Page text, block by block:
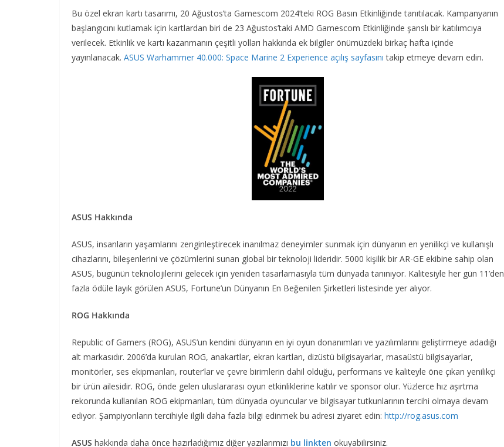
Bu özel ekran kartı tasarımı, 20 Ağustos’ta Gamescom 2024’teki ROG Basın Etkinliğinde tanıtılacak. Kampanyanın
başlangıcını kutlamak için kartlardan biri de 23 Ağustos’taki AMD Gamescom Etkinliğinde şanslı bir katılımcıya
verilecek. Etkinlik ve kartı kazanmanın çeşitli yolları hakkında ek bilgiler önümüzdeki birkaç hafta içinde
yayınlanacak. ASUS Warhammer 40.000: Space Marine 2 Experience açılış sayfasını takip etmeye devam edin.
ASUS Hakkında
ASUS, insanların yaşamlarını zenginleştirecek inanılmaz deneyimler sunmak için dünyanın en yenilikçi ve kullanışlı
cihazlarını, bileşenlerini ve çözümlerini sunan global bir teknoloji lideridir. 5000 kişilik bir AR-GE ekibine sahip olan
ASUS, bugünün teknolojilerini gelecek için yeniden tasarlamasıyla tüm dünyada tanınıyor. Kalitesiyle her gün 11’den
fazla ödüle layık görülen ASUS, Fortune’un Dünyanın En Beğenilen Şirketleri listesinde yer alıyor.
ROG Hakkında
Republic of Gamers (ROG), ASUS’un kendini dünyanın en iyi oyun donanımları ve yazılımlarını geliştirmeye adadığı
alt markasıdır. 2006’da kurulan ROG, anakartlar, ekran kartları, dizüstü bilgisayarlar, masaüstü bilgisayarlar,
monitörler, ses ekipmanları, router’lar ve çevre birimlerin dahil olduğu, performans ve kaliteyle öne çıkan yenilikçi
bir ürün ailesidir. ROG, önde gelen uluslararası oyun etkinliklerine katılır ve sponsor olur. Yüzlerce hız aşırtma
rekorunda kullanılan ROG ekipmanları, tüm dünyada oyuncular ve bilgisayar tutkunlarının tercihi olmaya devam
ediyor. Şampiyonların tercihiyle ilgili daha fazla bilgi edinmek bu adresi ziyaret edin: http://rog.asus.com
ASUS hakkında daha önce hazırladığımız diğer yazılarımızı bu linkten okuyabilirsiniz.